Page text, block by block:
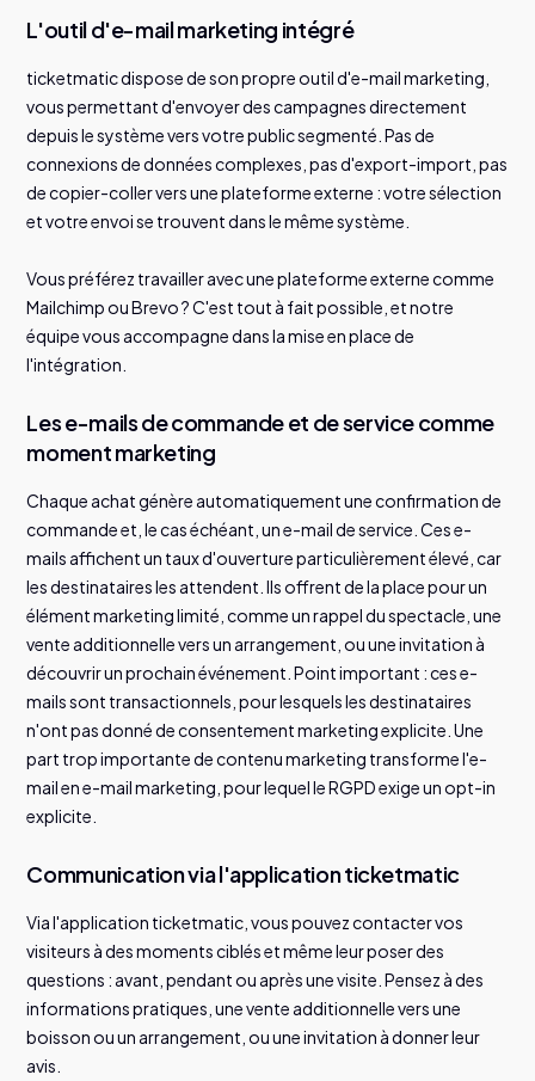
L'outil d'e-mail marketing intégré
ticketmatic dispose de son propre outil d'e-mail marketing,
vous permettant d'envoyer des campagnes directement
depuis le système vers votre public segmenté. Pas de
connexions de données complexes, pas d'export-import, pas
de copier-coller vers une plateforme externe : votre sélection
et votre envoi se trouvent dans le même système.
Vous préférez travailler avec une plateforme externe comme
Mailchimp ou Brevo ? C'est tout à fait possible, et notre
équipe vous accompagne dans la mise en place de
l'intégration.
Les e-mails de commande et de service comme
moment marketing
Chaque achat génère automatiquement une confirmation de
commande et, le cas échéant, un e-mail de service. Ces e-
mails affichent un taux d'ouverture particulièrement élevé, car
les destinataires les attendent. Ils offrent de la place pour un
élément marketing limité, comme un rappel du spectacle, une
vente additionnelle vers un arrangement, ou une invitation à
découvrir un prochain événement. Point important : ces e-
mails sont transactionnels, pour lesquels les destinataires
n'ont pas donné de consentement marketing explicite. Une
part trop importante de contenu marketing transforme l'e-
mail en e-mail marketing, pour lequel le RGPD exige un opt-in
explicite.
Communication via l'application ticketmatic
Via l'application ticketmatic, vous pouvez contacter vos
visiteurs à des moments ciblés et même leur poser des
questions : avant, pendant ou après une visite. Pensez à des
informations pratiques, une vente additionnelle vers une
boisson ou un arrangement, ou une invitation à donner leur
avis.